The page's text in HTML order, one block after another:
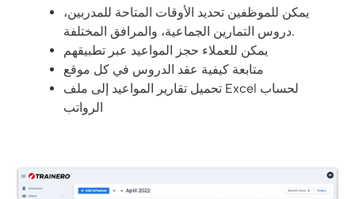
يمكن للموظفين تحديد الأوقات المتاحة للمدربين،
دروس التمارين الجماعية، والمرافق المختلفة.
يمكن للعملاء حجز المواعيد عبر تطبيقهم
متابعة كيفية عقد الدروس في كل موقع
تحميل تقارير المواعيد إلى ملف Excel لحساب
الرواتب